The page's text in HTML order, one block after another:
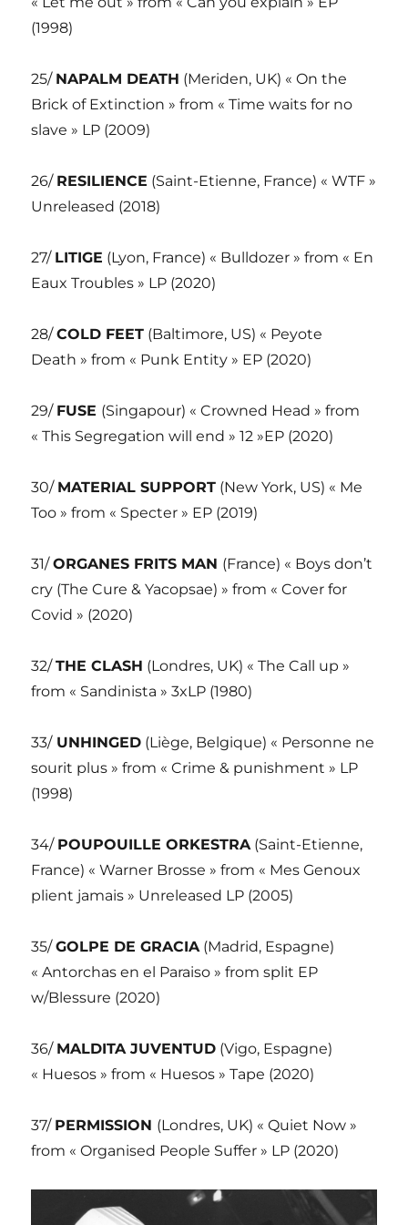
(1998)
25/ NAPALM DEATH (Meriden, UK) « On the
Brick of Extinction » from « Time waits for no
slave » LP (2009)
26/ RESILIENCE (Saint-Etienne, France) « WTF »
Unreleased (2018)
27/ LITIGE (Lyon, France) « Bulldozer » from « En
Eaux Troubles » LP (2020)
28/COLD FEET (Baltimore, US) « Peyote
Death » from « Punk Entity » EP (2020)
29/ FUSE (Singapour) « Crowned Head » from
« This Segregation will end » 12 »EP (2020)
30/ MATERIAL SUPPORT (New York, US) « Me
Too » from « Specter » EP (2019)
31/ORGANES FRITS MAN (France) « Boys don’t
cry (The Cure & Yacopsae) » from « Cover for
Covid » (2020)
32/THE CLASH (Londres, UK) « The Call up »
from « Sandinista » 3xLP (1980)
33/UNHINGED (Liège, Belgique) « Personne ne
sourit plus » from « Crime & punishment » LP
(1998)
34/ POUPOUILLE ORKESTRA(Saint-Etienne,
France) « Warner Brosse » from « Mes Genoux
plient jamais » Unreleased LP (2005)
35/GOLPE DE GRACIA(Madrid, Espagne)
« Antorchas en el Paraiso » from split EP
w/Blessure (2020)
36/ MALDITA JUVENTUD (Vigo, Espagne)
« Huesos » from « Huesos » Tape (2020)
37/ PERMISSION (Londres, UK) « Quiet Now »
from « Organised People Suffer » LP (2020)